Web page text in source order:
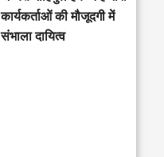
कार्यकर्ताओं की मौजूदगी में
संभाला दायित्व